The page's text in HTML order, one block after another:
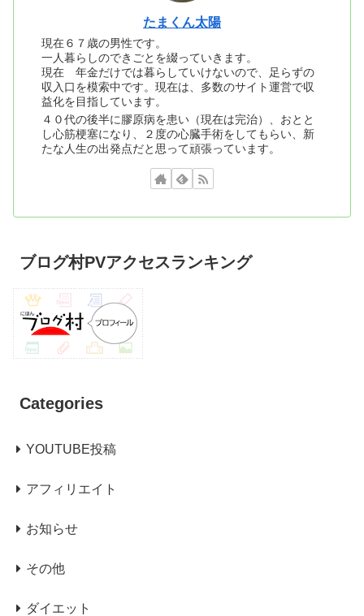
たまくん太陽
現在６７歳の男性です。
一人暮らしのできごとを綴っていきます。
現在 年金だけでは暮らしていけないので、足らずの
収入口を模索中です。現在は、多数のサイト運営で収
益化を目指しています。
４０代の後半に膠原病を患い（現在は完治）、おとと
し心筋梗塞になり、２度の心臓手術をしてもらい、新
たな人生の出発点だと思って頑張っています。
ブログ村PVアクセスランキング
Categories
YOUTUBE投稿
アフィリエイト
お知らせ
その他
ダイエット